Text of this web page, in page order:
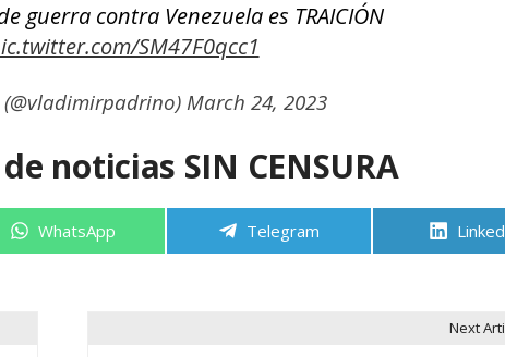
guerra contra Venezuela es TRAICIÓN
SM47F0qcc1
March 24, 2023
noticias SIN CENSURA
Compartir
WhatsApp Compartir
Telegram
Next